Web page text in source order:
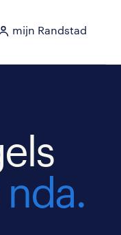
mijn Randstad